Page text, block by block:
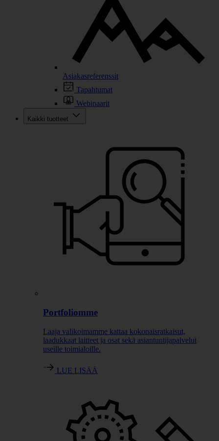
Asiakasreferenssit
Tapahtumat
Webinaarit
Kaikki tuotteet
Portfoliomme
Laaja valikoimamme kattaa kokonaisratkaisut,
laadukkaat laitteet ja osat sekä asiantuntijapalvelut
useille toimialoille.
LUE LISÄÄ